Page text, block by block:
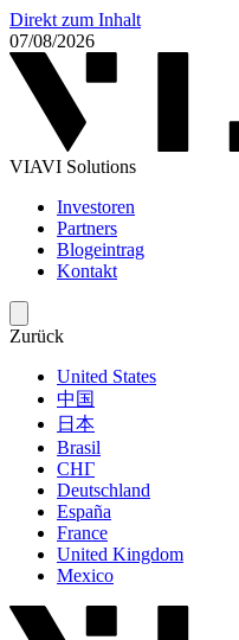
Direkt zum Inhalt
07/08/2026
VIAVI Solutions
Investoren
Partners
Blogeintrag
Kontakt
Zurück
United States
中国
日本
Brasil
СНГ
Deutschland
España
France
United Kingdom
Mexico